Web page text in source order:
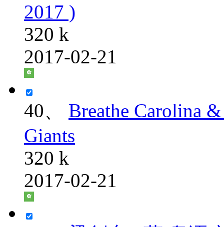
2017 )
320 k
2017-02-21
40、
Breathe Carolina
Giants
320 k
2017-02-21